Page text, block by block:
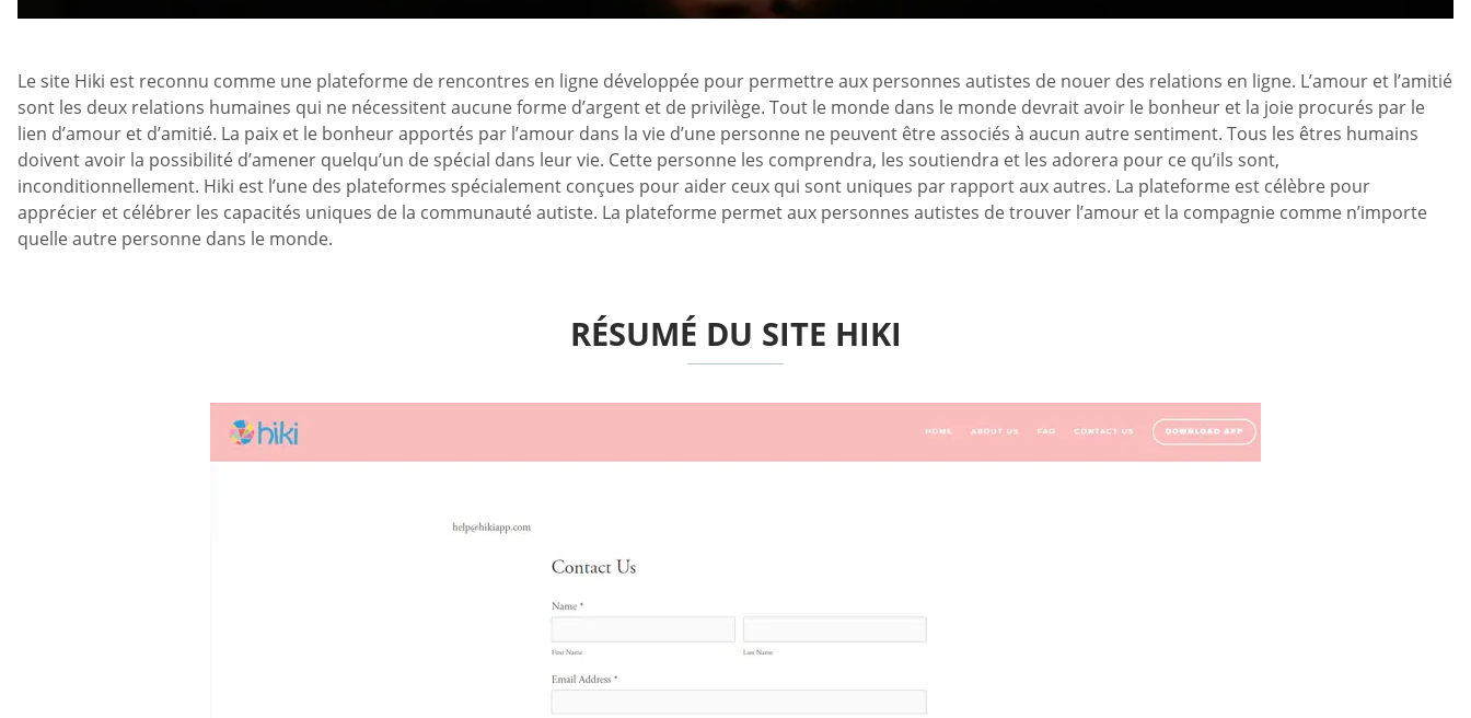
Le site Hiki est reconnu comme une plateforme de rencontres en ligne développée pour permettre aux personnes autistes de nouer des relations en ligne. L’amour et l’amitié
sont les deux relations humaines qui ne nécessitent aucune forme d’argent et de privilège. Tout le monde dans le monde devrait avoir le bonheur et la joie procurés par le
lien d’amour et d’amitié. La paix et le bonheur apportés par l’amour dans la vie d’une personne ne peuvent être associés à aucun autre sentiment. Tous les êtres humains
doivent avoir la possibilité d’amener quelqu’un de spécial dans leur vie. Cette personne les comprendra, les soutiendra et les adorera pour ce qu’ils sont,
inconditionnellement. Hiki est l’une des plateformes spécialement conçues pour aider ceux qui sont uniques par rapport aux autres. La plateforme est célèbre pour
apprécier et célébrer les capacités uniques de la communauté autiste. La plateforme permet aux personnes autistes de trouver l’amour et la compagnie comme n’importe
quelle autre personne dans le monde.
RÉSUMÉ DU SITE HIKI